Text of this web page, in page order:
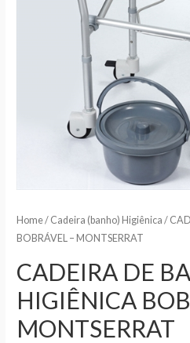
Home/ Cadeira (banho) Higiênica /
BOBRÁVEL – MONTSERRAT
CADEIRA DE
HIGIÊNICA
MONTSERRAT